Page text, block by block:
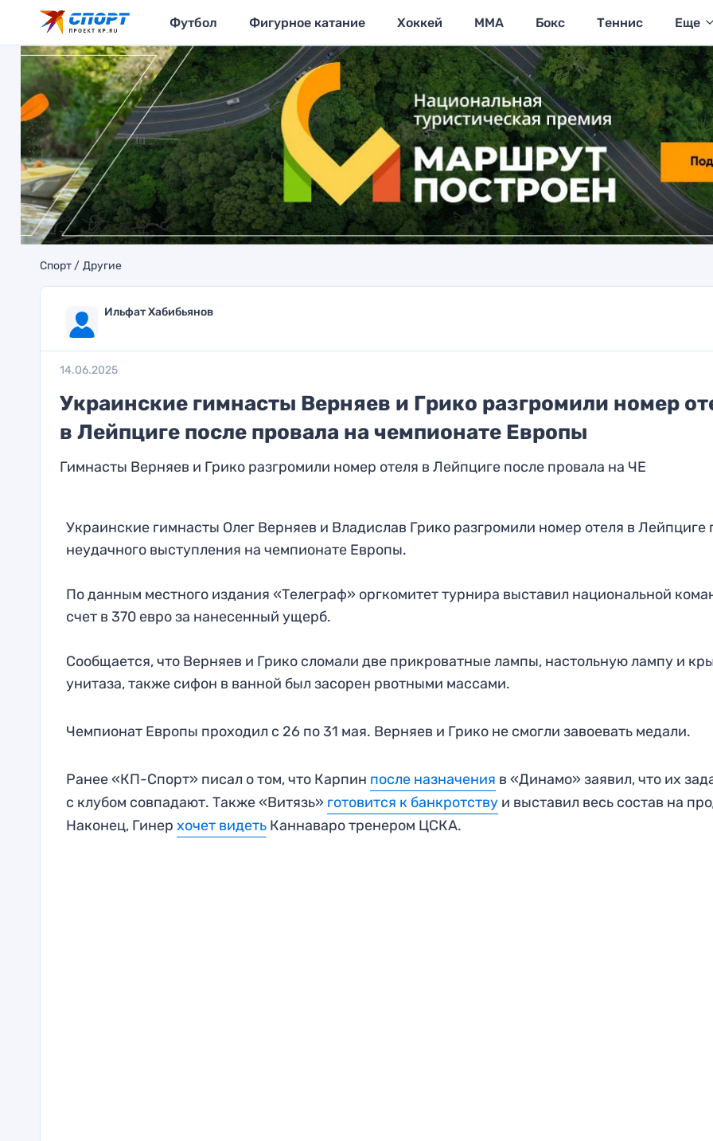
Футбол Фигурное катание Хоккей MMA Бокс Теннис Еще
Спорт Другие
Ильфат Хабибьянов
14.06.2025
Украинские гимнасты Верняев и Грико разгромили номер
в Лейпциге после провала на чемпионате Европы
Гимнасты Верняев и Грико разгромили номер отеля в Лейпциге после провала на ЧЕ
Украинские гимнасты Олег Верняев и Владислав Грико разгромили номер отеля в Лейпциге
неудачного выступления на чемпионате Европы.
По данным местного издания «Телеграф» оргкомитет турнира выставил национальной
счет в 370 евро за нанесенный ущерб.
Сообщается, что Верняев и Грико сломали две прикроватные лампы, настольную лампу и
унитаза, также сифон в ванной был засорен рвотными массами.
Чемпионат Европы проходил с 26 по 31 мая. Верняев и Грико не смогли завоевать медали.
Ранее «КП-Спорт» писал о том, что Карпин после назначения в «Динамо» заявил, что их
с клубом совпадают. Также «Витязь» готовится к банкротствуи выставил весь состав на
Наконец, Гинер хочет видетьКаннаваро тренером ЦСКА.